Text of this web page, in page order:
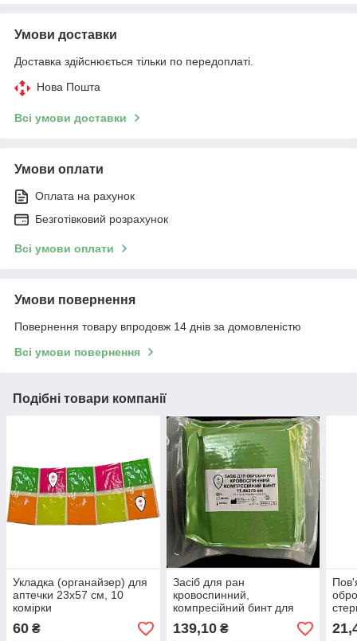
Умови доставки
Доставка здійснюється тільки по передоплаті.
Нова Пошта
Всі умови доставки
Умови оплати
Оплата на рахунок
Безготівковий розрахунок
Всі умови оплати
Умови повернення
Повернення товару впродовж 14 днів за домовленістю
Всі умови повернення
Подібні товари компанії
Укладка (органайзер) для
аптечки 23х57 см, 10
комірки
60 ₴
Засіб для ран
кровоспинний,
компресійний бинт для
тампонади 11,4 х 375 см
(супер пакування)
139,10₴
23